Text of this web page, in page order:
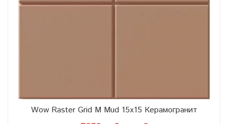
Wow Raster Grid M Mud 15x15 Керамогранит